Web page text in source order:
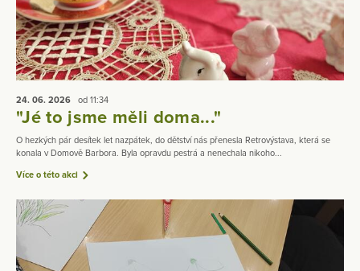
24. 06. 2026 od 11:34
"Jé to jsme měli doma..."
O hezkých pár desítek let nazpátek, do dětství nás přenesla Retrovýstava, která se
konala v Domově Barbora. Byla opravdu pestrá a nenechala nikoho...
Více o této akci